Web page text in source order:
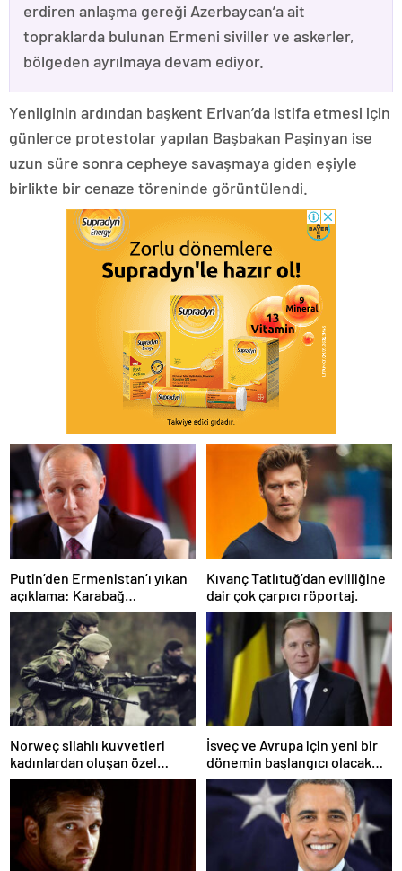
erdiren anlaşma gereği Azerbaycan’a ait
topraklarda bulunan Ermeni siviller ve askerler,
bölgeden ayrılmaya devam ediyor.
Yenilginin ardından başkent Erivan’da istifa etmesi için
günlerce protestolar yapılan Başbakan Paşinyan ise
uzun süre sonra cepheye savaşmaya giden eşiyle
birlikte bir cenaze töreninde görüntülendi.
Putin’den Ermenistan’ı yıkan
açıklama: Karabağ
Azerbaycan’ın ayrılmaz bir
parçasıdır!
Kıvanç Tatlıtuğ’dan evliliğine
dair çok çarpıcı röportaj.
Norweç silahlı kuvvetleri
kadınlardan oluşan özel
kuvvetler eğitimlerini
başlattı.
İsveç ve Avrupa için yeni bir
dönemin başlangıcı olacak
kararlar.